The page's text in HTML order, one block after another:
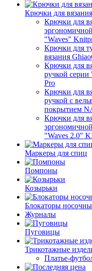
Крючки для вязания
Крючки для
"Waves"
Крючки для
вязания
Крючки для
ручкой
Pro
Крючки для
ручкой с
покрытием
Крючки для
"Waves 2.0"
Маркеры для спиц
Помпоны
Козырьки
Блокаторы
Журналы
Пуговицы
Трикотажные
Платье-